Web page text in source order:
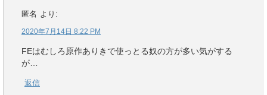
匿名 より:
2020年7月14日 8:22 PM
FEはむしろ原作ありきで使っとる奴の方が多い気がする
が…
返信